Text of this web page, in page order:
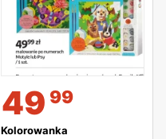
49 99
Kolorowanka